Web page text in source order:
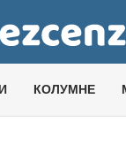
КОЛУМНЕ